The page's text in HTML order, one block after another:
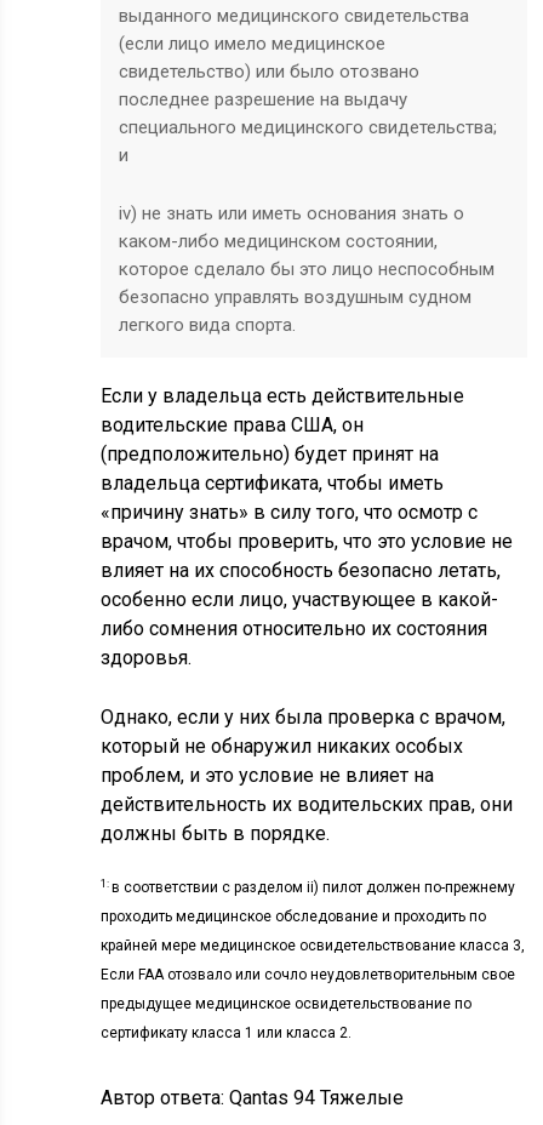
выданного медицинского свидетельства
(если лицо имело медицинское
свидетельство) или было отозвано
последнее разрешение на выдачу
специального медицинского свидетельства;
и
iv) не знать или иметь основания знать о
каком-либо медицинском состоянии,
которое сделало бы это лицо неспособным
безопасно управлять воздушным судном
легкого вида спорта.
Если у владельца есть действительные
водительские права США, он
(предположительно) будет принят на
владельца сертификата, чтобы иметь
«причину знать» в силу того, что осмотр с
врачом, чтобы проверить, что это условие не
влияет на их способность безопасно летать,
особенно если лицо, участвующее в какой-
либо сомнения относительно их состояния
здоровья.
Однако, если у них была проверка с врачом,
который не обнаружил никаких особых
проблем, и это условие не влияет на
действительность их водительских прав, они
должны быть в порядке.
1:в соответствии с разделом ii) пилот должен по-прежнему
проходить медицинское обследование и проходить по
крайней мере медицинское освидетельствование класса 3,
Если FAA отозвало или сочло неудовлетворительным свое
предыдущее медицинское освидетельствование по
сертификату класса 1 или класса 2.
Автор ответа:Qantas 94 Тяжелые